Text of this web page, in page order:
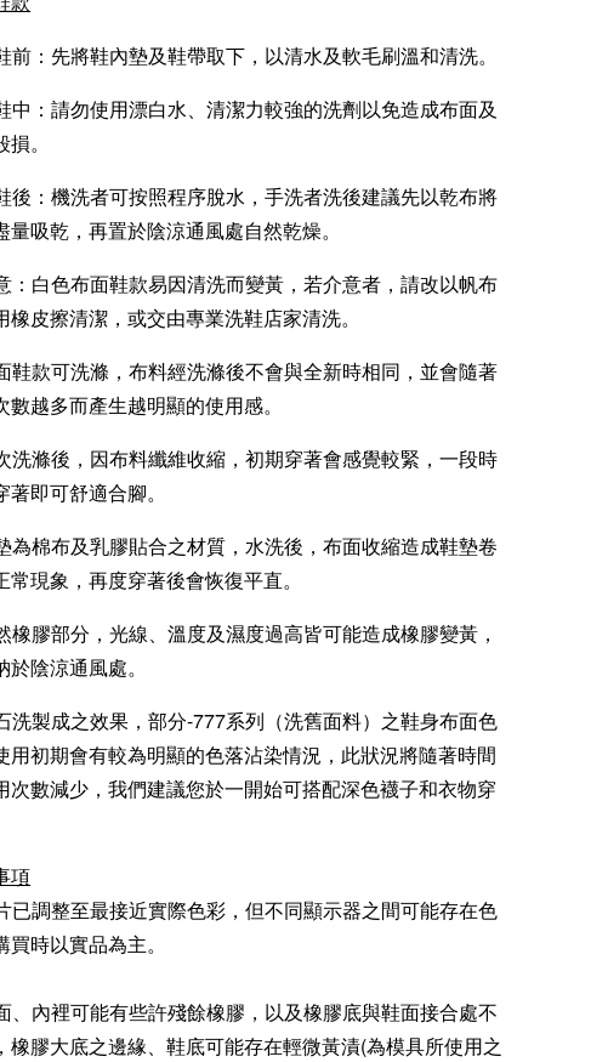
前：先將鞋內墊及鞋帶取下，以清水及軟毛刷溫和清洗。
中：請勿使用漂白水、清潔力較強的洗劑以免造成布面及
。
後：機洗者可按照程序脫水，手洗者洗後建議先以乾布將
量吸乾，再置於陰涼通風處自然乾燥。
：白色布面鞋款易因清洗而變黃，若介意者，請改以帆布
橡皮擦清潔，或交由專業洗鞋店家清洗。
鞋款可洗滌，布料經洗滌後不會與全新時相同，並會隨著
數越多而產生越明顯的使用感。
洗滌後，因布料纖維收縮，初期穿著會感覺較緊，一段時
著即可舒適合腳。
為棉布及乳膠貼合之材質，水洗後，布面收縮造成鞋墊卷
常現象，再度穿著後會恢復平直。
橡膠部分，光線、溫度及濕度過高皆可能造成橡膠變黃，
於陰涼通風處。
洗製成之效果，部分-777系列（洗舊面料）之鞋身布面色
用初期會有較為明顯的色落沾染情況，此狀況將隨著時間
次數減少，我們建議您於一開始可搭配深色襪子和衣物穿
項
已調整至最接近實際色彩，但不同顯示器之間可能存在色
買時以實品為主。
、內裡可能有些許殘餘橡膠，以及橡膠底與鞋面接合處不
橡膠大底之邊緣、鞋底可能存在輕微黃漬(為模具所使用之